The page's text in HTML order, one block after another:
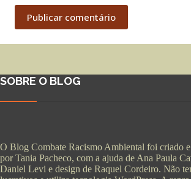
Publicar comentário
SOBRE O BLOG
O Blog Combate Racismo Ambiental foi criado
por Tania Pacheco, com a ajuda de Ana Paula
Daniel Levi e design de Raquel Cordeiro. Não